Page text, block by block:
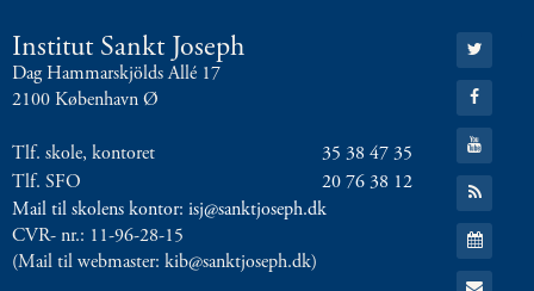
undervisere
6.3:
Tilmeldingprocedure
til
6.4:
Generelle
&
betingelser
7.0:
Kontakt
Institut Sankt Joseph
Dag Hammarskjölds Allé 17
2100 København Ø
Tlf. skole, kontoret
35 38 47 35
Tlf. SFO
20 76 38 12
Mail til skolens kontor: isj@sanktjoseph.dk
CVR- nr.: 11-96-28-15
(Mail til webmaster: kib@sanktjoseph.dk)
Gå
til:
Twitter
Gå
til:
Facebook
Gå
til:
YouTube
Gå
til:
RSS
feed
Gå
til:
Kalender
Gå